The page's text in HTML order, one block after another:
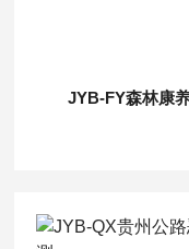
JYB-FY森林康